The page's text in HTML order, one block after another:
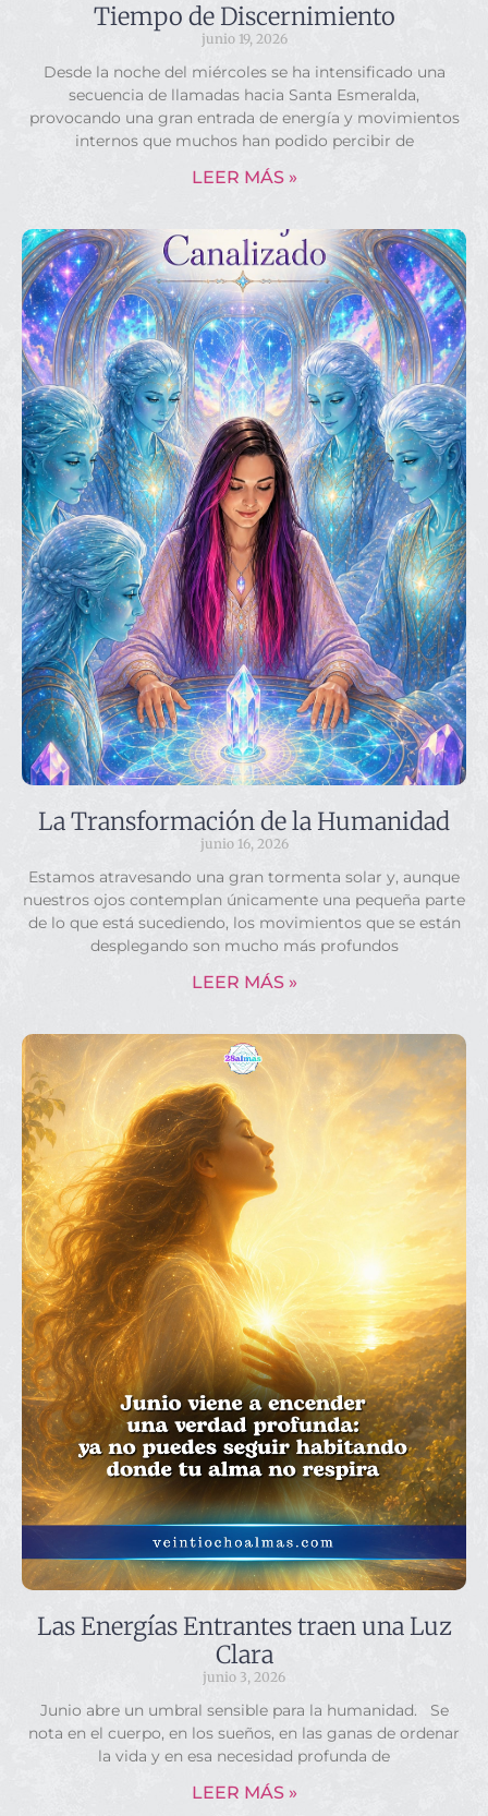
Tiempo de Discernimiento
junio 19, 2026
Desde la noche del miércoles se ha intensificado una
secuencia de llamadas hacia Santa Esmeralda,
provocando una gran entrada de energía y movimientos
internos que muchos han podido percibir de
LEER MÁS »
La Transformación de la Humanidad
junio 16, 2026
Estamos atravesando una gran tormenta solar y, aunque
nuestros ojos contemplan únicamente una pequeña parte
de lo que está sucediendo, los movimientos que se están
desplegando son mucho más profundos
LEER MÁS »
Las Energías Entrantes traen una Luz
Clara
junio 3, 2026
Junio abre un umbral sensible para la humanidad. Se
nota en el cuerpo, en los sueños, en las ganas de ordenar
la vida y en esa necesidad profunda de
LEER MÁS »